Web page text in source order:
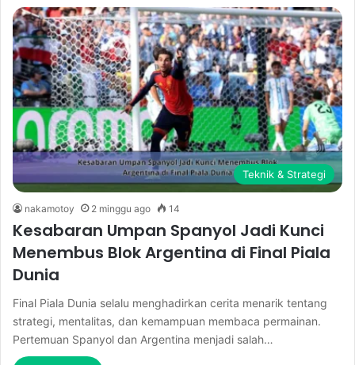
Teknik & Strategi
nakamotoy 2 minggu ago 14
Kesabaran Umpan Spanyol Jadi Kunci
Menembus Blok Argentina di Final Piala
Dunia
Final Piala Dunia selalu menghadirkan cerita menarik tentang
strategi, mentalitas, dan kemampuan membaca permainan.
Pertemuan Spanyol dan Argentina menjadi salah…